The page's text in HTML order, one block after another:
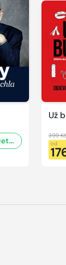
Detail
Už
399
od